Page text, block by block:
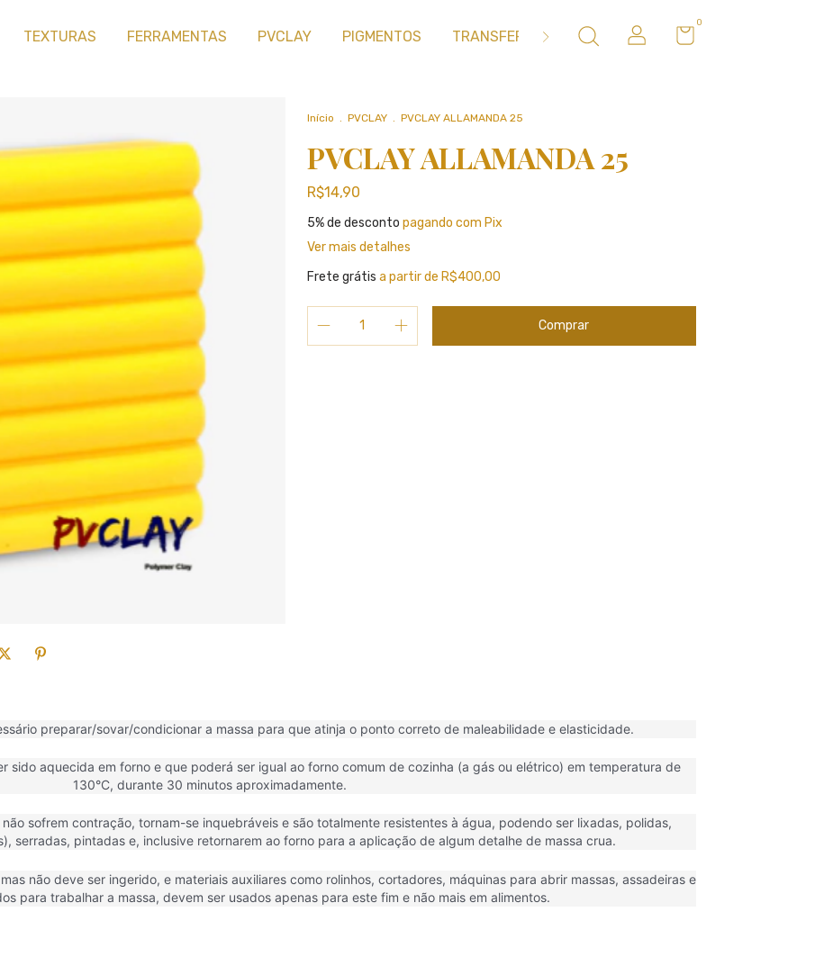
TEXTURAS FERRAMENTAS PVCLAY PIGMENTOS TRANSFER METAIS MOLDES DE SILICONE
0
Início . PVCLAY . PVCLAY ALLAMANDA 25
PVCLAY ALLAMANDA 25
R$14,90
5% de desconto pagando com Pix
Ver mais detalhes
Frete grátis a partir de R$400,00
preparar/sovar/condicionar a massa para que atinja o ponto correto de maleabilidade e elasticidade.
sido aquecida em forno e que poderá ser igual ao forno comum de cozinha (a gás ou elétrico) em temperatura de
130°C, durante 30 minutos aproximadamente.
sofrem contração, tornam-se inquebráveis e são totalmente resistentes à água, podendo ser lixadas, polidas,
serradas, pintadas e, inclusive retornarem ao forno para a aplicação de algum detalhe de massa crua.
não deve ser ingerido, e materiais auxiliares como rolinhos, cortadores, máquinas para abrir massas, assadeiras e
para trabalhar a massa, devem ser usados apenas para este fim e não mais em alimentos.